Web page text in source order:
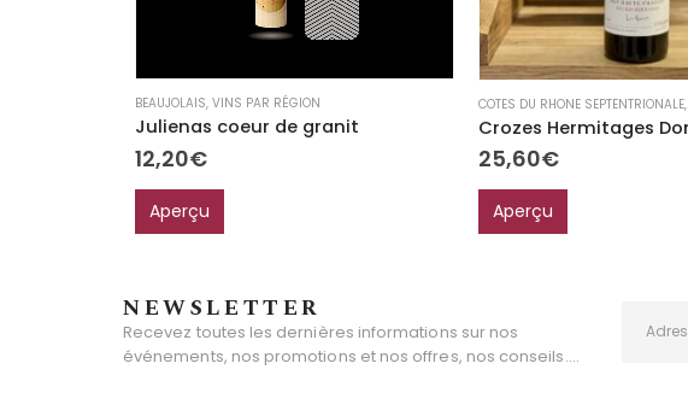
BEAUJOLAIS, VINS PAR RÉGION
Julienas coeur de granit
12,20€
Aperçu
COTES DU RHONE SEPTENTRIONALE,
25,60€
Aperçu
NEWSLETTER
Recevez toutes les dernières informations sur nos
événements, nos promotions et nos offres, nos conseils....